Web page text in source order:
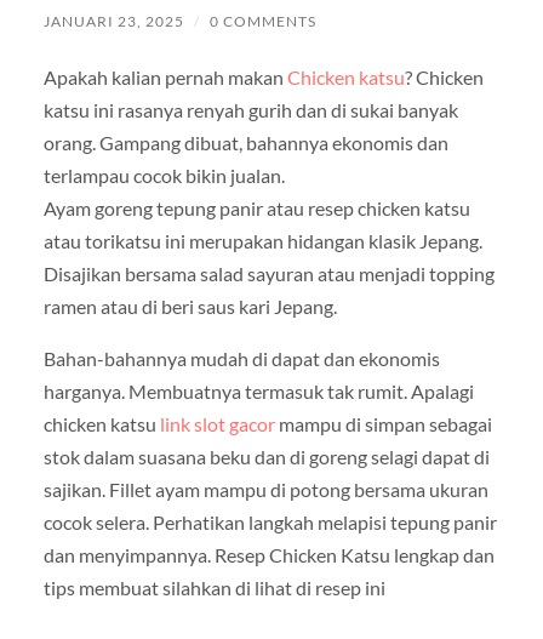
JANUARI 23, 2025 / 0 COMMENTS
Apakah kalian pernah makan Chicken katsu? Chicken
katsu ini rasanya renyah gurih dan di sukai banyak
orang. Gampang dibuat, bahannya ekonomis dan
terlampau cocok bikin jualan.
Ayam goreng tepung panir atau resep chicken katsu
atau torikatsu ini merupakan hidangan klasik Jepang.
Disajikan bersama salad sayuran atau menjadi topping
ramen atau di beri saus kari Jepang.
Bahan-bahannya mudah di dapat dan ekonomis
harganya. Membuatnya termasuk tak rumit. Apalagi
chicken katsu link slot gacormampu di simpan sebagai
stok dalam suasana beku dan di goreng selagi dapat di
sajikan. Fillet ayam mampu di potong bersama ukuran
cocok selera. Perhatikan langkah melapisi tepung panir
dan menyimpannya. Resep Chicken Katsu lengkap dan
tips membuat silahkan di lihat di resep ini